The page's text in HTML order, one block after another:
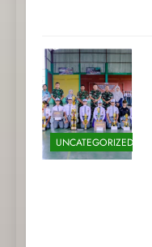
UNCATEGORIZED